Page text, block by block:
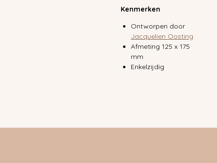
Kenmerken
Ontworpen door
Jacquelien Oosting
Afmeting 125 x 175
mm
Enkelzijdig